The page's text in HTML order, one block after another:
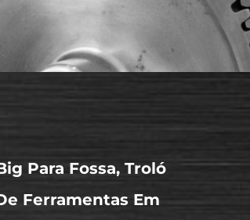
Para Fossa, Troló
Ferramentas Em